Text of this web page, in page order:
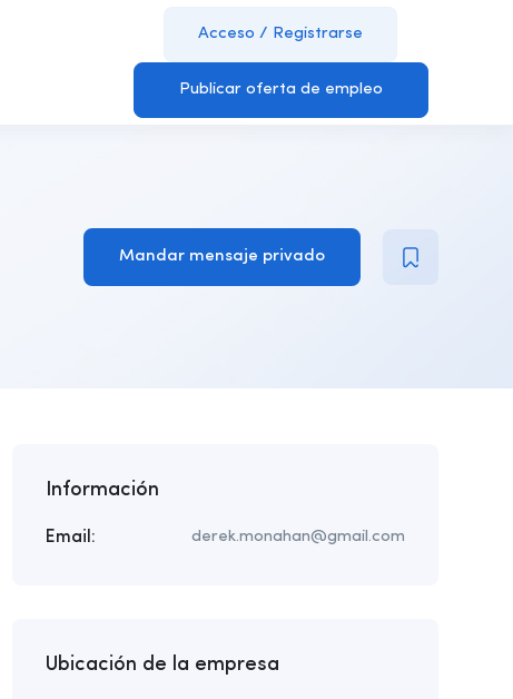
Acceso / Registrarse
Publicar oferta de empleo
Mandar mensaje privado
Información
Email: derek.monahan@gmail.com
Ubicación de la empresa